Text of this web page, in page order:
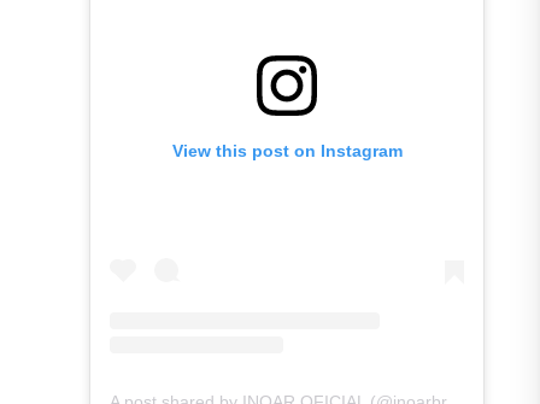
View this post on Instagram